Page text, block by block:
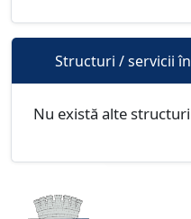
Structuri / servicii
Nu există alte